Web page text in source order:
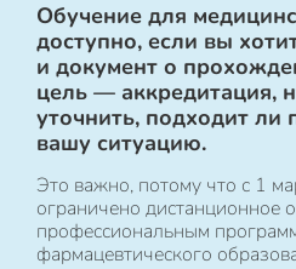
Обучение для
доступно, если вы
и документ о
цель — аккредитация,
уточнить, подходит ли
вашу ситуацию.
Это важно, потому что с 1
ограничено дистанционное
профессиональным
фармацевтического